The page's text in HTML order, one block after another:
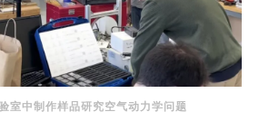
室中制作样品研究空气动力学问题